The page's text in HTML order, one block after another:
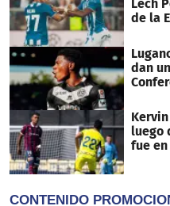
Lech
de la
dan
luego
fue